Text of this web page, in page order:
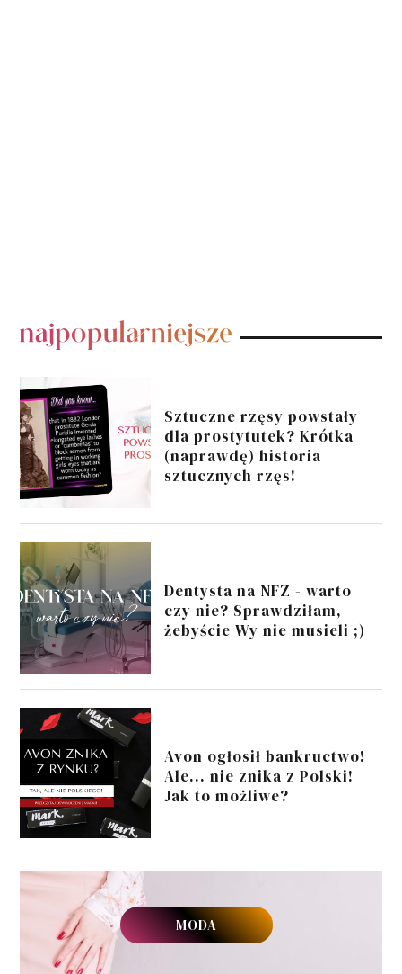
POPULARNE POSTY
Sztuczne rzęsy powstały
dla prostytutek? Krótka
(naprawdę) historia
sztucznych rzęs!
Dentysta na NFZ - warto
czy nie? Sprawdziłam,
żebyście Wy nie musieli ;)
Avon ogłosił bankructwo!
Ale... nie znika z Polski!
Jak to możliwe?
MODA